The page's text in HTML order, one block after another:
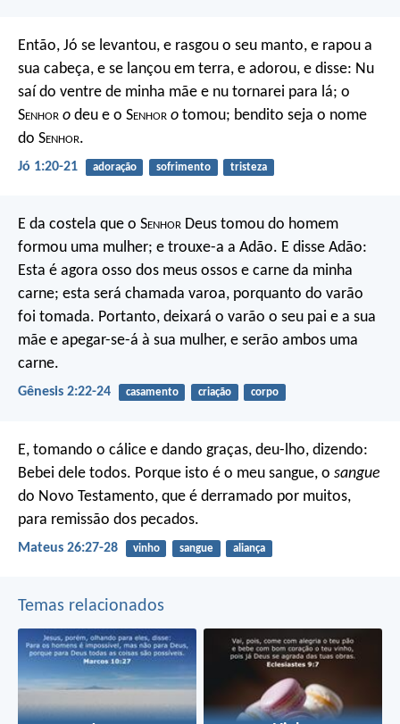
Então, Jó se levantou, e rasgou o seu manto, e rapou a
sua cabeça, e se lançou em terra, e adorou, e disse: Nu
saí do ventre de minha mãe e nu tornarei para lá; o
Senhor o deu e o Senhor o tomou; bendito seja o nome
do Senhor.
Jó 1:20-21 adoração sofrimento tristeza
E da costela que o Senhor Deus tomou do homem
formou uma mulher; e trouxe-a a Adão. E disse Adão:
Esta é agora osso dos meus ossos e carne da minha
carne; esta será chamada varoa, porquanto do varão
foi tomada. Portanto, deixará o varão o seu pai e a sua
mãe e apegar-se-á à sua mulher, e serão ambos uma
carne.
Gênesis 2:22-24 casamento criação corpo
E, tomando o cálice e dando graças, deu-lho, dizendo:
Bebei dele todos. Porque isto é o meu sangue, o sangue
do Novo Testamento, que é derramado por muitos,
para remissão dos pecados.
Mateus 26:27-28 vinho sangue aliança
Temas relacionados